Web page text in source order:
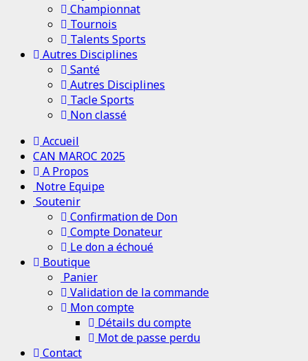
Championnat
Tournois
Talents Sports
Autres Disciplines
Santé
Autres Disciplines
Tacle Sports
Non classé
Menu
principal
Accueil
CAN MAROC 2025
A Propos
Notre Equipe
Soutenir
Confirmation de Don
Compte Donateur
Le don a échoué
Boutique
Panier
Validation de la commande
Mon compte
Détails du compte
Mot de passe perdu
Contact